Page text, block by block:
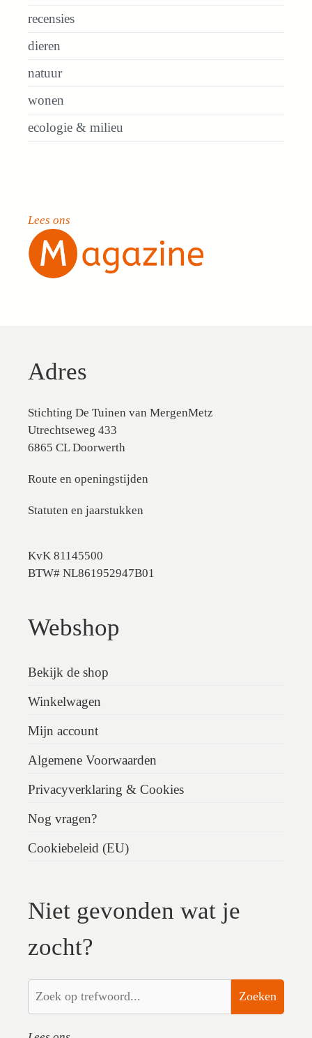
recensies
dieren
natuur
wonen
ecologie & milieu
Lees ons
Adres
Stichting De Tuinen van MergenMetz
Utrechtseweg 433
6865 CL Doorwerth
Route en openingstijden
Statuten en jaarstukken
KvK 81145500
BTW# NL861952947B01
Webshop
Bekijk de shop
Winkelwagen
Mijn account
Algemene Voorwaarden
Privacyverklaring & Cookies
Nog vragen?
Cookiebeleid (EU)
Niet gevonden wat je
zocht?
Zoeken